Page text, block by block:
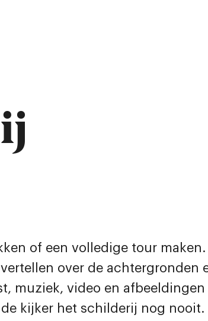
of een volledige tour maken.
over de achtergronden
muziek, video en
kijker het schilderij nog nooit.